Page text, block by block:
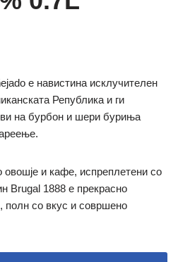
е навистина исклучителен
Република и ги
на бурбон и шери буриња
и кафе, испреплетени со
Brugal 1888 е прекрасно
полн со вкус и совршено